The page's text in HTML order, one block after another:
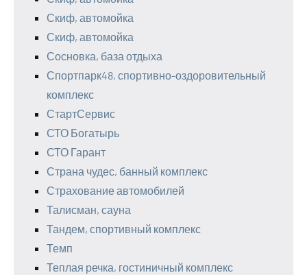
Скиф, автомойка
Скиф, автомойка
Сосновка, база отдыха
Спортпарк48, спортивно-оздоровительный
комплекс
СтартСервис
СТО Богатырь
СТО Гарант
Страна чудес, банный комплекс
Страхование автомобилей
Талисман, сауна
Тандем, спортивный комплекс
Темп
Теплая речка, гостиничный комплекс